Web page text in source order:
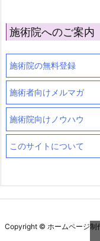
施術院へのご案内
施術院の無料登録
施術者向けメルマガ
施術院向けノウハウ
このサイトについて
Copyright © ホームページ制